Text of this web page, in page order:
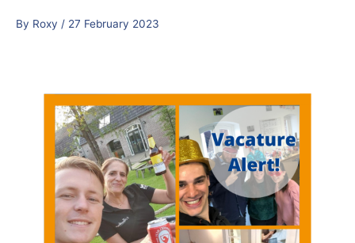
By Roxy / 27 February 2023